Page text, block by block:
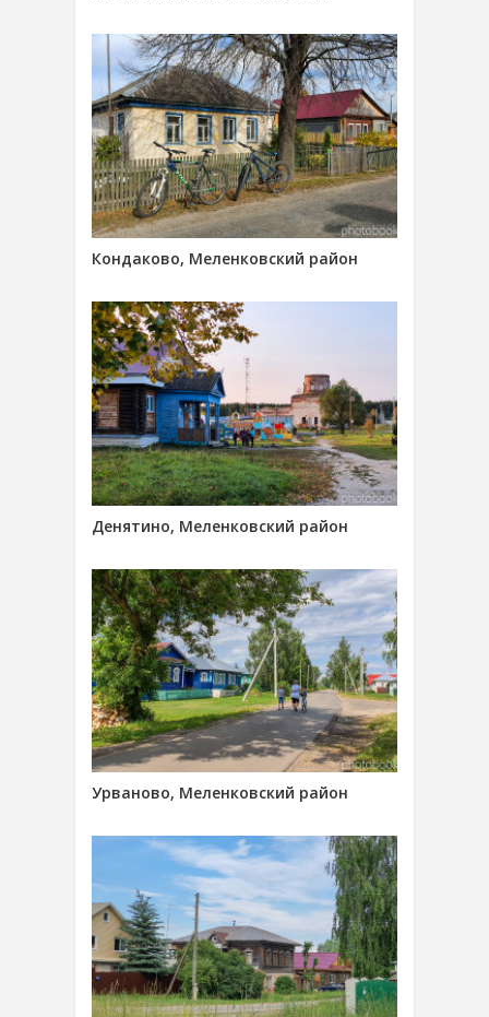
Кондаково, Меленковский район
Денятино, Меленковский район
Урваново, Меленковский район